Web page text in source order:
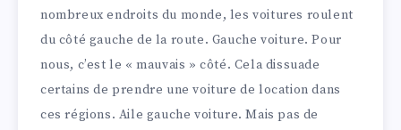
nombreux endroits du monde, les voitures roulent
du côté gauche de la route. Gauche voiture. Pour
nous, c’est le « mauvais » côté. Cela dissuade
certains de prendre une voiture de location dans
ces régions. Aile gauche voiture. Mais pas de